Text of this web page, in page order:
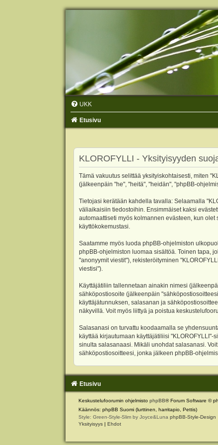
UKK
Etusivu
KLOROFYLLI - Yksityisyyden
Tämä vakuutus selittää yksityiskohtaisesti, miten
(jälkeenpäin "he", "heitä", "heidän", "phpBB-
Tietojasi kerätään kahdella tavalla: Selaamalla
väliaikaisiin tiedostoihin. Ensimmäiset kaksi
automaattiseti myös kolmannen evästeen, kun
käyttökokemustasi.
Saatamme myös luoda phpBB-ohjelmiston
phpBB-ohjelmiston luomaa sisältöä. Toinen tapa,
"anonyymit viestit"), rekisteröityminen
viestisi").
Käyttäjätiliin tallennetaan ainakin nimesi
sähköpostiosoite (jälkeenpäin
käyttäjätunnuksen, salasanan ja
näkyvillä. Voit myös liittyä ja poistua
Salasanasi on turvattu koodaamalla se
käyttää kirjautumaan käyttäjätiliisi
sinulta salasanaasi. Mikäli unohdat salasanasi.
sähköpostiosoitteesi, jonka jälkeen phpBB-
Etusivu
Keskustelufoorumin ohjelmisto phpBB® Forum Software ©
Käännös: phpBB Suomi (lurttinen, harritapio, Pettis)
Style: Green-Style-Slim by Joyce&Luna phpBB-Style-Design
Yksityisyys | Ehdot